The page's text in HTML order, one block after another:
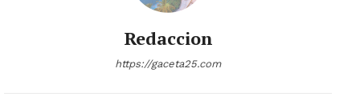
Redaccion
https://gaceta25.com